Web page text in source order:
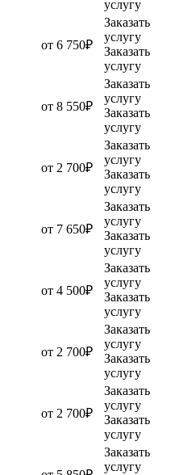
услугу
от 6 750₽
Заказать
услугу
Заказать
услугу
от 8 550₽
Заказать
услугу
Заказать
услугу
от 2 700₽
Заказать
услугу
Заказать
услугу
от 7 650₽
Заказать
услугу
Заказать
услугу
от 4 500₽
Заказать
услугу
Заказать
услугу
от 2 700₽
Заказать
услугу
Заказать
услугу
от 2 700₽
Заказать
услугу
Заказать
услугу
Заказать
услугу